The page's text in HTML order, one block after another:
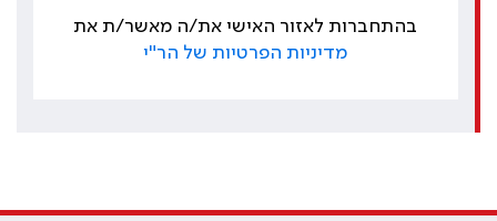
בהתחברות לאזור האישי את/ה מאשר/ת את
מדיניות הפרטיות של הר"י